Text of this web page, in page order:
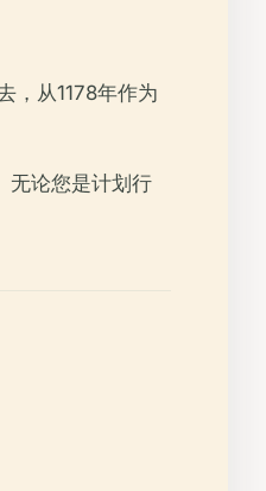
，从1178年作为
无论您是计划行